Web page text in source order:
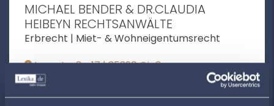
MICHAEL BENDER & DR.CLAUDIA
HEIBEYN RECHTSANWÄLTE
Erbrecht | Miet- & Wohneigentumsrecht
Lonystraße 17 | 35390 Gießen